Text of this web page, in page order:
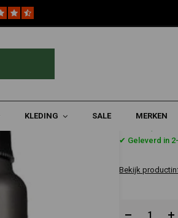
KLEDING SALE MERKEN
€14,80
✔ Geleverd in
Bekijk